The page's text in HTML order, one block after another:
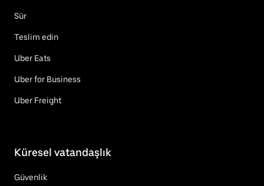
Sür
Teslim edin
Uber Eats
Uber for Business
Uber Freight
Küresel vatandaşlık
Güvenlik